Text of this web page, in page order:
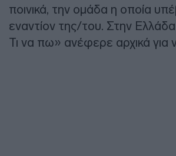
ποινικά, την ομάδα η οποία
εναντίον της/του. Στην
Τι να πω» ανέφερε αρχικά για